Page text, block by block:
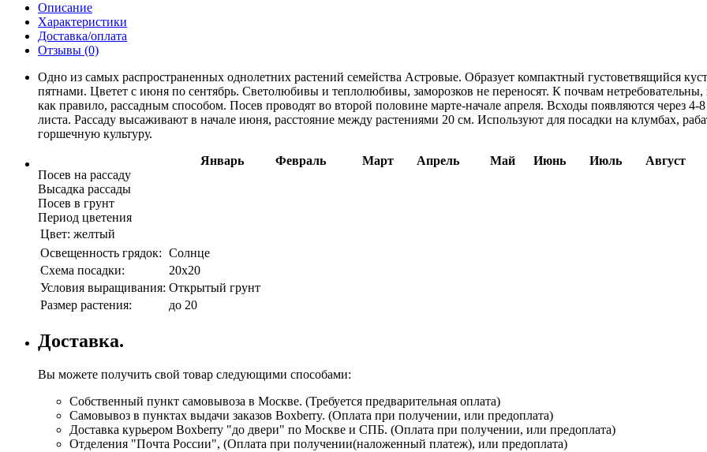
Описание
Характеристики
Доставка/оплата
Отзывы (0)
Одно из самых распространенных однолетних растений семейства Астровые. Образует компактный густоветвящийся
пятнами. Цветет с июня по сентябрь. Светолюбивы и теплолюбивы, заморозков не переносят. К почвам
как правило, рассадным способом. Посев проводят во второй половине марте-начале апреля. Всходы появляются через
листа. Рассаду высаживают в начале июня, расстояние между растениями 20 см. Используют для посадки на клумбах,
горшечную культуру.
Январь
Февраль Март Апрель Май Июнь Июль Август
Посев на рассаду
Высадка рассады
Посев в грунт
Период цветения
Цвет: желтый
Освещенность грядок: Солнце
Схема посадки:
20х20
Условия выращивания: Открытый грунт
Размер растения:
до 20
Доставка.
Вы можете получить свой товар следующими способами:
Собственный пункт самовывоза в Москве. (Требуется предварительная оплата)
Самовывоз в пунктах выдачи заказов Boxberry. (Оплата при получении, или предоплата)
Доставка курьером Boxberry "до двери" по Москве и СПБ. (Оплата при получении, или предоплата)
Отделения "Почта России", (Оплата при получении(наложенный платеж), или предоплата)